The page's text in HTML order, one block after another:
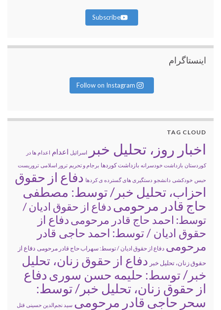
Subscribe
اینستاگرام
Follow on Instagram
TAG CLOUD
اخبار روز، تحلیل خبر اسرائیل اعدام اعدام ها در
کوردستان بازداشت خودسرانه بازداشت کوردها برجام و تحریم ترور اسلامی تروریست
حبس خودکشی دانشجو دستگیری های گسترده ی کردها دفاع از حقوق
احزاب، تحلیل خبر/ توسط: مصطفی
حاج قادر مرحومیدفاع از حقوق ادیان /
توسط: احمد حاج قادر مرحومیدفاع از
حقوق ادیان / توسط: احمد حاجی قادر
مرحومی دفاع از حقوق ادیان / توسط: سهراب حاج قادر مرحومی دفاع از
حقوق زنان، تحلیل خبر دفاع از حقوق زنان، تحلیل
خبر/ توسط: حلیمه حسن سوری دفاع
از حقوق زنان، تحلیل خبر/ توسط:
سحر حاجی قادر مرحومی سید نجم‌الدین حسینی قتل